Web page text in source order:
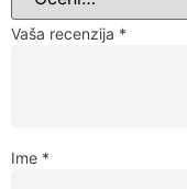
Vaša recenzija *
Ime *